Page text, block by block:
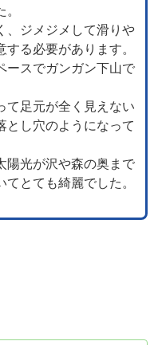
、ジメジメして滑りや
る必要があります。
ースでガンガン下山で
て足元が全く見えない
とし穴のようになって
陽光が沢や森の奥まで
とても綺麗でした。